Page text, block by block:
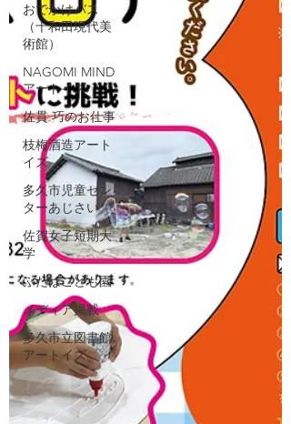
おでかけバス
（十和田現代美
術館）
NAGOMI MIND
アートイズ
佐貫 巧のお仕事
枝梅酒造アート
イズ
多久市児童セン
ターあじさい
佐賀女子短期大
学
ふたばこども園
メディア掲載
多久市立図書館
アートイズ